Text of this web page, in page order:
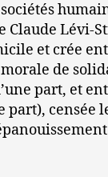
Claude Lévi-
et crée
de
part, et
part), censée